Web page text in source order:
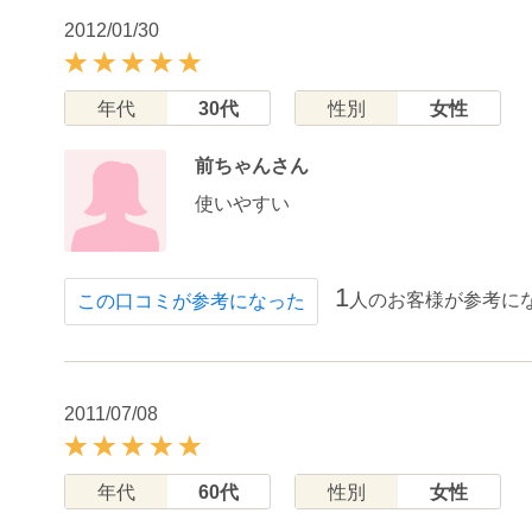
2012/01/30
年代 30代 性別 女性
前ちゃんさん
使いやすい
この口コミが参考になった 1 人のお客様が参考に
2011/07/08
年代 60代 性別 女性